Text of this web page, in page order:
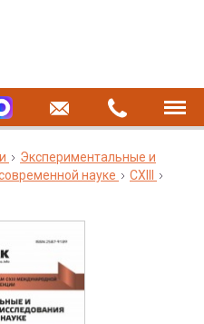
Экспериментальные и
науке
CXIII